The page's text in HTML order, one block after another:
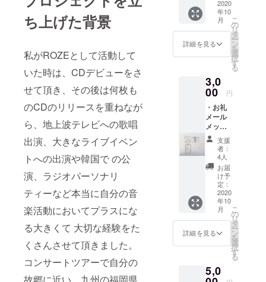
ち上げた背景
私がROZEとして活動して
いた時は、CDデビューをさ
せて頂き、その後は何枚も
のCDのリリースを重ねなが
ら、地上波テレビへの歌唱
出演、大きなライブイベン
トへの出演や韓国で の公
演、ラジオパーソナリ
ティーなど本当に自分の音
楽活動においてプラスにな
る大きくて 大切な経験をた
くさんさせて頂きました。
コンサートツアーで自分の
独学で歌を
学び専門学
校の歌コン
テストで優
勝。そして
共に東京へ
上京。 オー
ディション
等を受けな
がら夢に向
かって挑戦
し、2016年
ボーカルグ
ループ
「ROZE」と
して 歌手デ
avex主催の
2020
年10
月
詳細を見る
こ
の
リ
タ
ー
ン
を
選
択
す
る
3,0
00 円
・お礼
メール
メッ
セージ
・お礼
動画
メッ
セージ
・非公
Instagr
am(非
公開)ご
招待
「MARI
NAの番
時のオ
フ
支援
者：
4人
お届
け予
定：
2020
年10
月
詳細を見る
こ
の
リ
タ
ー
ン
を
選
択
す
る
5,0